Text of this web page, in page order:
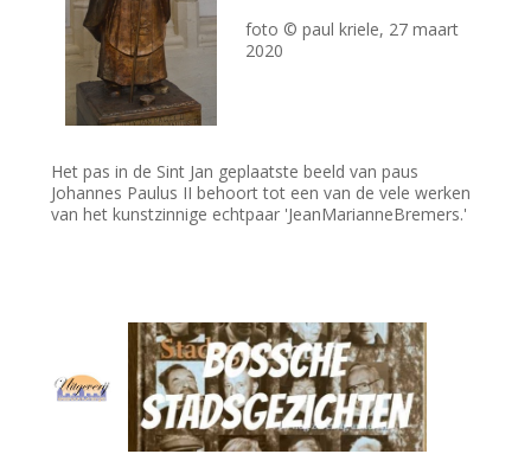
foto © paul kriele, 27 maart
2020
Het pas in de Sint Jan geplaatste beeld van paus
Johannes Paulus II behoort tot een van de vele werken
van het kunstzinnige echtpaar 'JeanMarianneBremers.'